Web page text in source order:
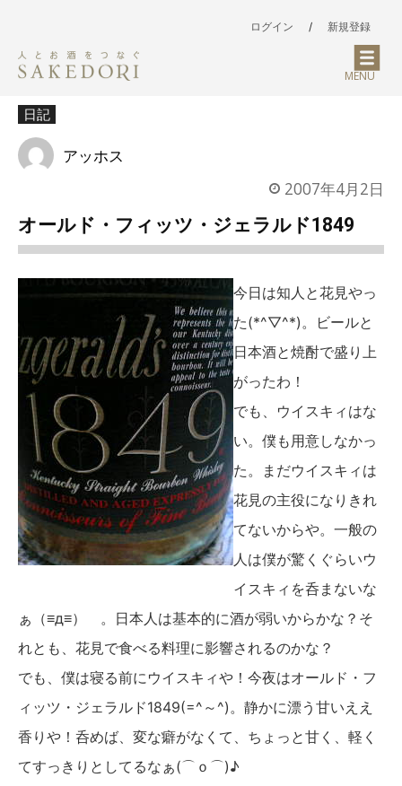
ログイン / 新規登録
MENU
日記
アッホス
2007年4月2日
オールド・フィッツ・ジェラルド1849
今日は知人と花見やっ
た(*^▽^*)。ビールと
日本酒と焼酎で盛り上
がったわ！
でも、ウイスキィはな
い。僕も用意しなかっ
た。まだウイスキィは
花見の主役になりきれ
てないからや。一般の
人は僕が驚くぐらいウ
イスキィを呑まないな
ぁ（≡д≡） 。日本人は基本的に酒が弱いからかな？そ
れとも、花見で食べる料理に影響されるのかな？
でも、僕は寝る前にウイスキィや！今夜はオールド・フ
ィッツ・ジェラルド1849(=^～^)。静かに漂う甘いええ
香りや！呑めば、変な癖がなくて、ちょっと甘く、軽く
てすっきりとしてるなぁ(⌒ｏ⌒)♪